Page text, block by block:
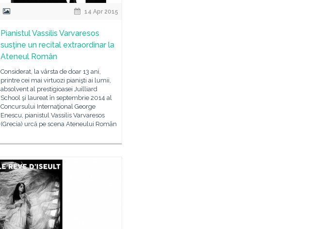
14 Apr 2015
Pianistul Vassilis Varvaresos
susţine un recital extraordinar la
Ateneul Român
Considerat, la vârsta de doar 13 ani,
printre cei mai virtuozi pianişti ai lumii,
absolvent al prestigioasei Juilliard
School şi laureat în septembrie 2014 al
Concursului Internaţional George
Enescu, pianistul Vassilis Varvaresos
(Grecia) urcă pe scena Ateneului Român